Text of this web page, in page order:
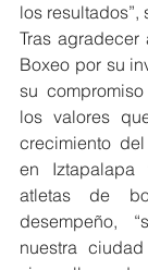
los resultados”,
Tras
Boxeo por su
su
los valores
crecimiento
en
atletas de
desempeño,
nuestra